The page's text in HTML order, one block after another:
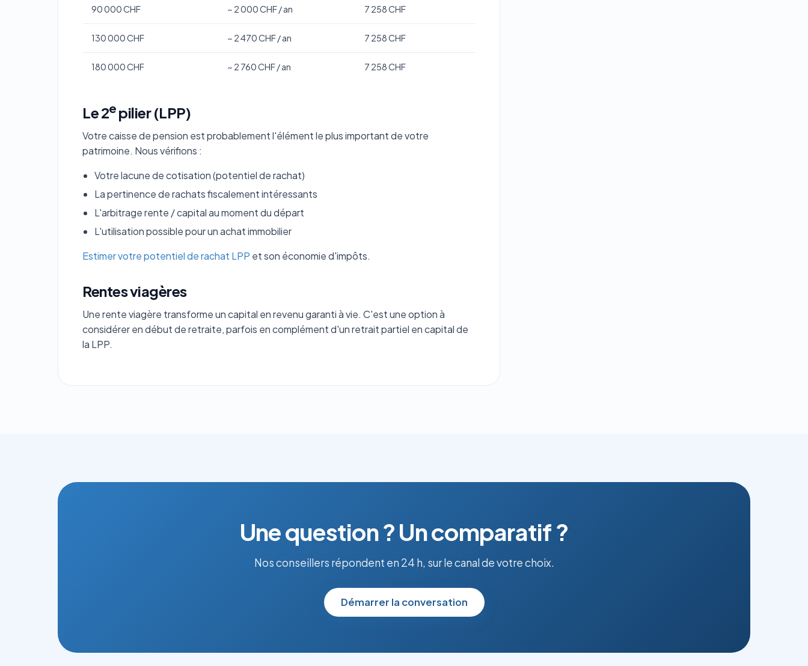
90 000 CHF ~ 2 000 CHF / an 7 258 CHF
130 000 CHF ~ 2 470 CHF / an 7 258 CHF
180 000 CHF ~ 2 760 CHF / an 7 258 CHF
Le 2e pilier (LPP)
Votre caisse de pension est probablement l'élément le plus important de votre
patrimoine. Nous vérifions :
Votre lacune de cotisation (potentiel de rachat)
La pertinence de rachats fiscalement intéressants
L'arbitrage rente / capital au moment du départ
L'utilisation possible pour un achat immobilier
Estimer votre potentiel de rachat LPP et son économie d'impôts.
Rentes viagères
Une rente viagère transforme un capital en revenu garanti à vie. C'est une option à
considérer en début de retraite, parfois en complément d'un retrait partiel en capital de
la LPP.
Une question ? Un comparatif ?
Nos conseillers répondent en 24 h, sur le canal de votre choix.
Démarrer la conversation